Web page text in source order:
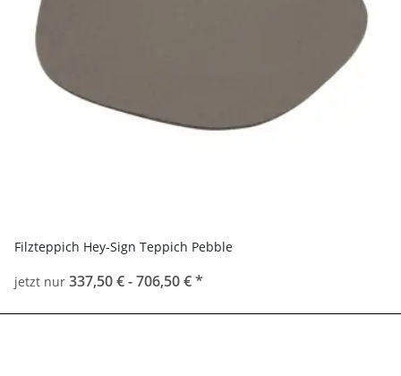
Filzteppich Hey-Sign Teppich Pebble
jetzt nur 337,50 € -706,50 €*